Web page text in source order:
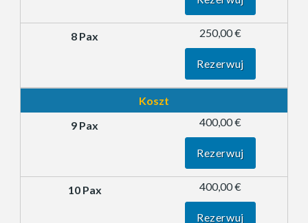
250,00 €
Rezerwuj
Koszt
400,00 €
Rezerwuj
400,00 €
Rezerwuj